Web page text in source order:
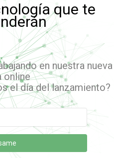
que te
en nuestra nueva
online
el día del lanzamiento?
Email